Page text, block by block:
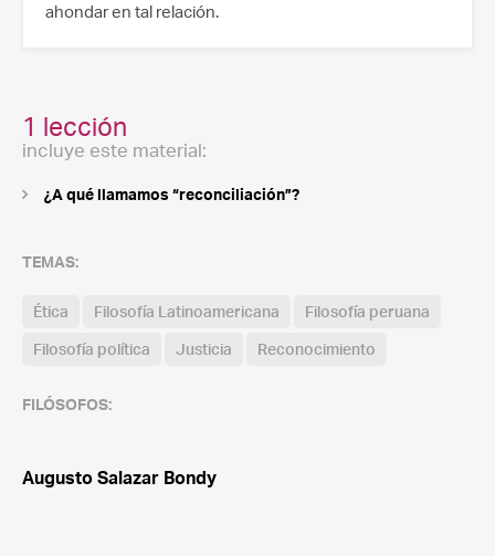
ahondar en tal relación.
1 lección
incluye este material:
¿A qué llamamos “reconciliación”?
TEMAS:
Ética Filosofía Latinoamericana
Filosofía peruana
Filosofía política
Justicia Reconocimiento
FILÓSOFOS:
Augusto Salazar Bondy